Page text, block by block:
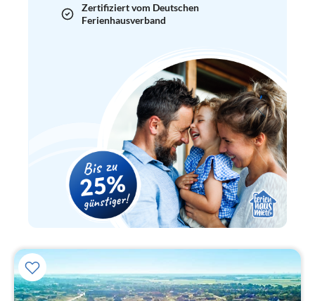
Zertifiziert vom Deutschen
Ferienhausverband